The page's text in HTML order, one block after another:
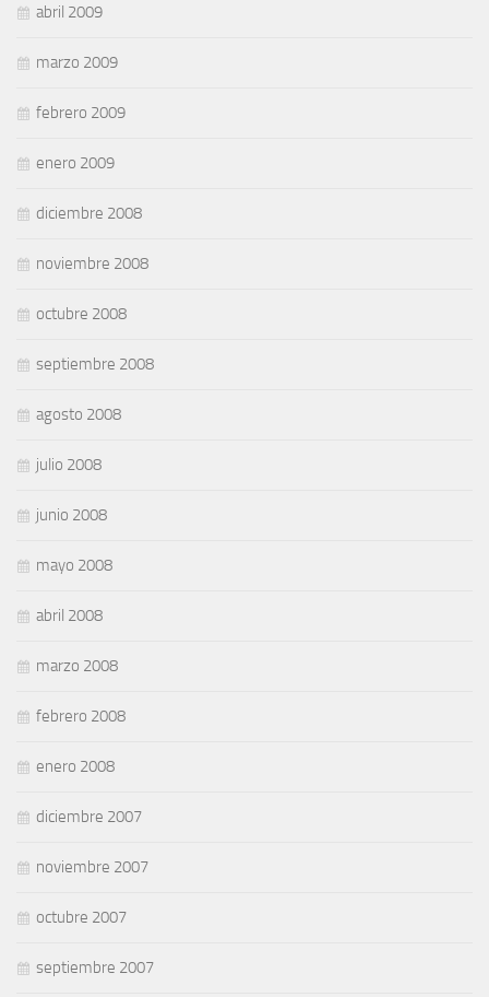
abril 2009
marzo 2009
febrero 2009
enero 2009
diciembre 2008
noviembre 2008
octubre 2008
septiembre 2008
agosto 2008
julio 2008
junio 2008
mayo 2008
abril 2008
marzo 2008
febrero 2008
enero 2008
diciembre 2007
noviembre 2007
octubre 2007
septiembre 2007